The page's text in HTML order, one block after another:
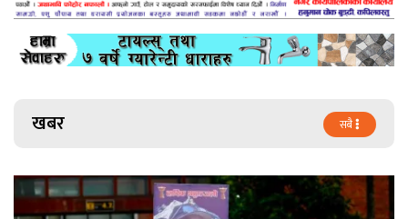
खबर सबै